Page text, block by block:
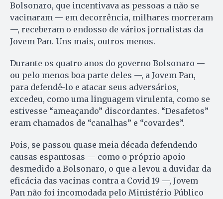
Bolsonaro, que incentivava as pessoas a não se
vacinaram — em decorrência, milhares morreram
—, receberam o endosso de vários jornalistas da
Jovem Pan. Uns mais, outros menos.
Durante os quatro anos do governo Bolsonaro —
ou pelo menos boa parte deles —, a Jovem Pan,
para defendê-lo e atacar seus adversários,
excedeu, como uma linguagem virulenta, como se
estivesse “ameaçando” discordantes. “Desafetos”
eram chamados de “canalhas” e “covardes”.
Pois, se passou quase meia década defendendo
causas espantosas — como o próprio apoio
desmedido a Bolsonaro, o que a levou a duvidar da
eficácia das vacinas contra a Covid 19 —, Jovem
Pan não foi incomodada pelo Ministério Público